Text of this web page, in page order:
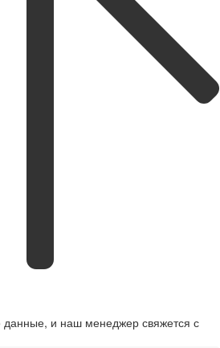
данные, и наш менеджер свяжется с